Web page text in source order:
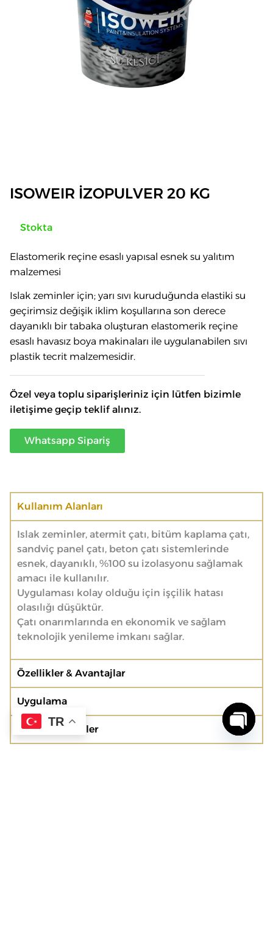
ISOWEIR İZOPULVER 20 KG
Stokta
Elastomerik reçine esaslı yapısal esnek su yalıtım
malzemesi
Islak zeminler için; yarı sıvı kuruduğunda elastiki su
geçirimsiz değişik iklim koşullarına son derece
dayanıklı bir tabaka oluşturan elastomerik reçine
esaslı havasız boya makinaları ile uygulanabilen sıvı
plastik tecrit malzemesidir.
Özel veya toplu siparişleriniz için lütfen bizimle
iletişime geçip teklif alınız.
Whatsapp Sipariş
Kullanım Alanları
Islak zeminler, atermit çatı, bitüm kaplama çatı,
sandviç panel çatı, beton çatı sistemlerinde
esnek, dayanıklı, %100 su izolasyonu sağlamak
amacı ile kullanılır.
Uygulaması kolay olduğu için işçilik hatası
olasılığı düşüktür.
Çatı onarımlarında en ekonomik ve sağlam
teknolojik yenileme imkanı sağlar.
Özellikler & Avantajlar
Uygulama
Teknik Özellikler
TR
Open